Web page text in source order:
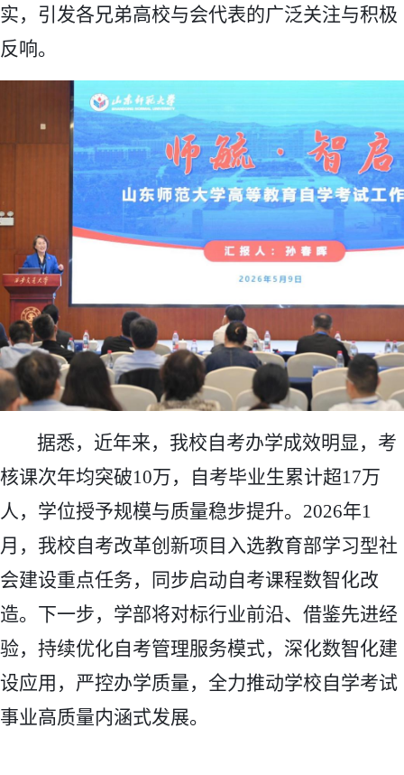
实，引发各兄弟高校与会代表的广泛关注与积极
反响。
据悉，近年来，我校自考办学成效明显，考
核课次年均突破10万，自考毕业生累计超17万
人，学位授予规模与质量稳步提升。2026年1
月，我校自考改革创新项目入选教育部学习型社
会建设重点任务，同步启动自考课程数智化改
造。下一步，学部将对标行业前沿、借鉴先进经
验，持续优化自考管理服务模式，深化数智化建
设应用，严控办学质量，全力推动学校自学考试
事业高质量内涵式发展。